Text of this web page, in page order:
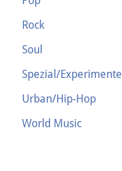
Rock
Soul
Spezial/Experimentell
Urban/Hip-Hop
World Music